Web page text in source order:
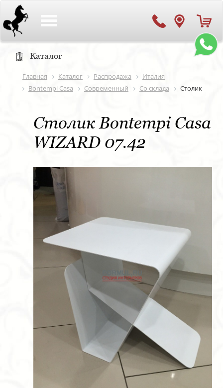
Каталог
Главная Каталог Распродажа
Италия
Bontempi Casa
Современный Со склада Столик
Столик Bontempi Casa
WIZARD 07.42